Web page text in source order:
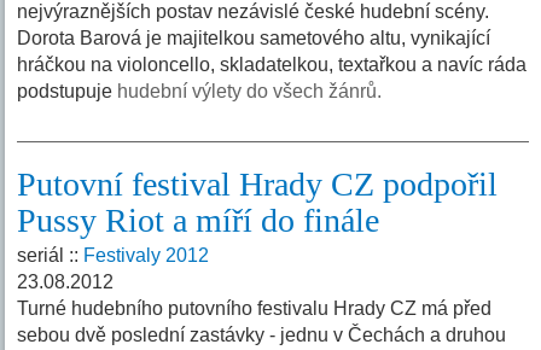
nejvýraznějších postav nezávislé české hudební scény.
Dorota Barová je majitelkou sametového altu, vynikající
hráčkou na violoncello, skladatelkou, textařkou a navíc ráda
podstupuje hudební výlety do všech žánrů.
Putovní festival Hrady CZ podpořil
Pussy Riot a míří do finále
seriál :: Festivaly 2012
23.08.2012
Turné hudebního putovního festivalu Hrady CZ má před
sebou dvě poslední zastávky - jednu v Čechách a druhou